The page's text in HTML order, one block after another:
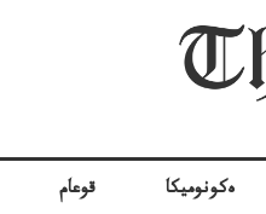
قوعام ەكونوميكا